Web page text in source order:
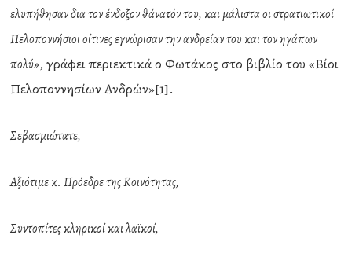
ελυπήθησαν δια τον ένδοξον θάνατόν του, και μάλιστα οι στρατιωτικοί
Πελοποννήσιοι οίτινες εγνώρισαν την ανδρείαν του και τον ηγάπων
πολύ», γράφει περιεκτικά ο Φωτάκος στο βιβλίο του «Βίοι
Πελοποννησίων Ανδρών»[1].
Σεβασμιώτατε,
Αξιότιμε κ. Πρόεδρε της Κοινότητας,
Συντοπίτες κληρικοί και λαϊκοί,